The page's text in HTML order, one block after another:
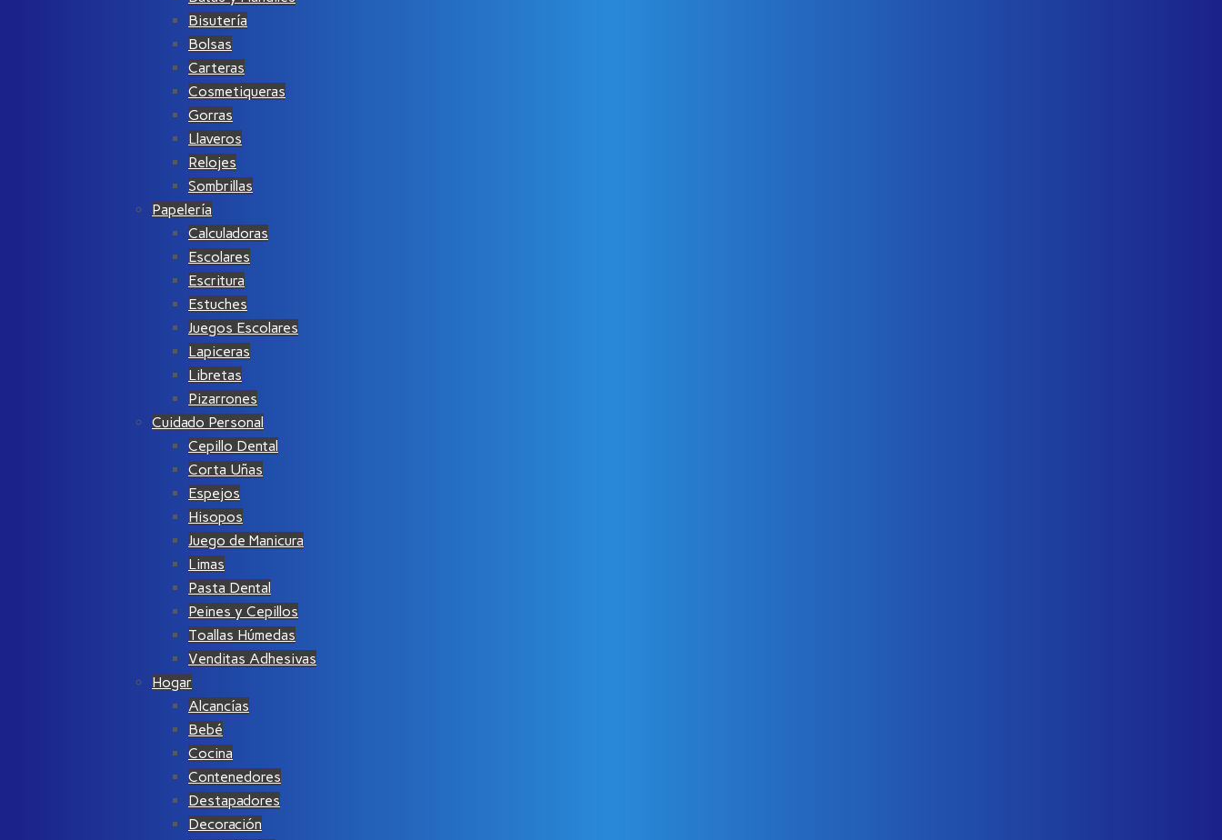
Bisutería
Bolsas
Carteras
Cosmetiqueras
Gorras
Llaveros
Relojes
Sombrillas
Papelería
Calculadoras
Escolares
Escritura
Estuches
Juegos Escolares
Lapiceras
Libretas
Pizarrones
Cuidado Personal
Cepillo Dental
Corta Uñas
Espejos
Hisopos
Juego de Manicura
Limas
Pasta Dental
Peines y Cepillos
Toallas Húmedas
Venditas Adhesivas
Hogar
Alcancías
Bebé
Cocina
Contenedores
Destapadores
Decoración